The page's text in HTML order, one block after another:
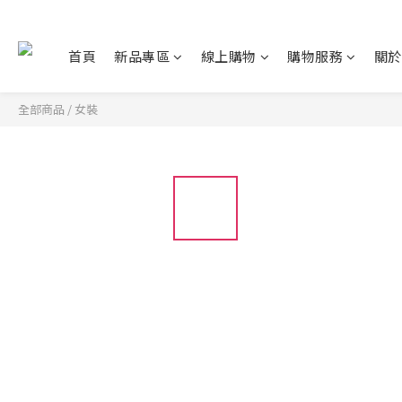
首頁 新品專區 線上購物 購物服務 關
全部商品 / 女裝